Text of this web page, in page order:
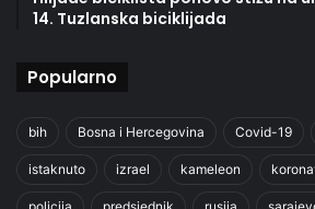
14. Tuzlanska biciklijada
Popularno
bih Bosna i Hercegovina Covid-19
istaknuto izrael kameleon